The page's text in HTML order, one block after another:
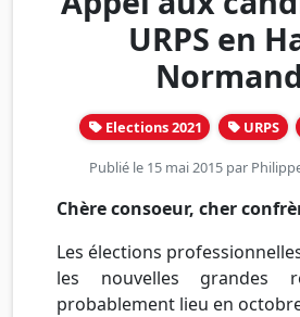
URPS en
Elections 2021 URPS
Publié le 15 mai 2015 par
Chère consoeur, cher
Les élections
les nouvelles grandes
probablement lieu en